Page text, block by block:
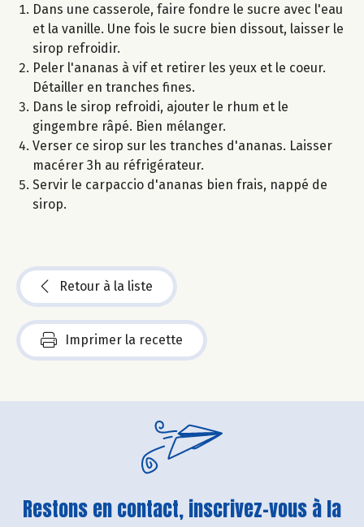
Dans une casserole, faire fondre le sucre avec l'eau
et la vanille. Une fois le sucre bien dissout, laisser le
sirop refroidir.
Peler l'ananas à vif et retirer les yeux et le coeur.
Détailler en tranches fines.
Dans le sirop refroidi, ajouter le rhum et le
gingembre râpé. Bien mélanger.
Verser ce sirop sur les tranches d'ananas. Laisser
macérer 3h au réfrigérateur.
Servir le carpaccio d'ananas bien frais, nappé de
sirop.
Retour à la liste
Imprimer la recette
Restons en contact, inscrivez-vous à la